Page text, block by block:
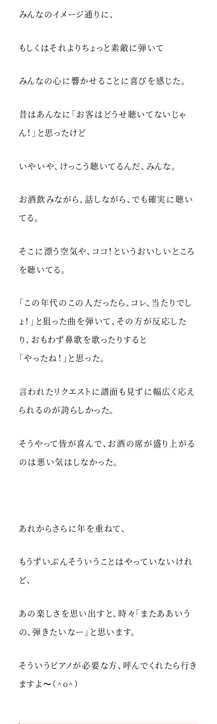
みんなのイメージ通りに、
もしくはそれよりちょっと素敵に弾いて
みんなの心に響かせることに喜びを感じた。
昔はあんなに「お客はどうせ聴いてないじゃ
ん！」と思ったけど
いやいや、けっこう聴いてるんだ、みんな。
お酒飲みながら、話しながら、でも確実に聴い
てる。
そこに漂う空気や、ココ！というおいしいところ
を聴いてる。
「この年代のこの人だったら、コレ、当たりでし
ょ！」と狙った曲を弾いて、その方が反応した
り、おもわず鼻歌を歌ったりすると
「やったね！」と思った。
言われたリクエストに譜面も見ずに幅広く応え
られるのが誇らしかった。
そうやって皆が喜んで、お酒の席が盛り上がる
のは悪い気はしなかった。
あれからさらに年を重ねて、
もうずいぶんそういうことはやっていないけれ
ど、
あの楽しさを思い出すと、時々「またああいう
の、弾きたいなー」と思います。
そういうピアノが必要な方、呼んでくれたら行き
ますよ〜（^o^）